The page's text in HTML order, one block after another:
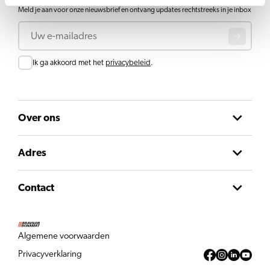
Meld je aan voor onze nieuwsbrief en ontvang updates rechtstreeks in je inbox
E-mail
Toestemming
Ik ga akkoord met het privacybeleid .
Over ons
Adres
Contact
Algemene voorwaarden
Privacyverklaring